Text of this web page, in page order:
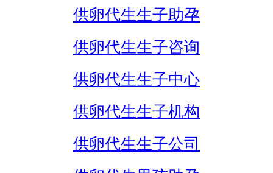
供卵代生生子助孕
供卵代生生子咨询
供卵代生生子中心
供卵代生生子机构
供卵代生生子公司